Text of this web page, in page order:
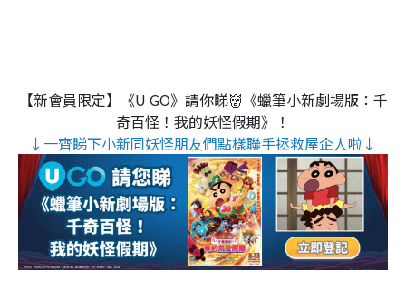
【新會員限定】《U GO》請你睇👹《蠟筆小新劇場版：千
奇百怪！我的妖怪假期》！
↓一齊睇下小新同妖怪朋友們點樣聯手拯救屋企人啦↓